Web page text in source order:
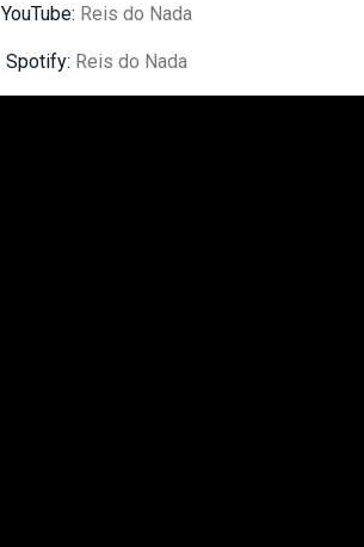
YouTube: Reis do Nada
Spotify: Reis do Nada